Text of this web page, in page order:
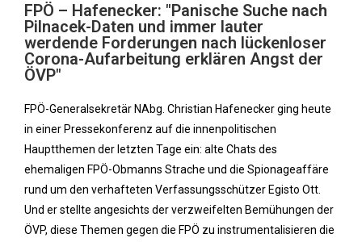
FPÖ – Hafenecker: "Panische Suche nach
Pilnacek-Daten und immer lauter
werdende Forderungen nach lückenloser
Corona-Aufarbeitung erklären Angst der
ÖVP"
FPÖ-Generalsekretär NAbg. Christian Hafenecker ging heute
in einer Pressekonferenz auf die innenpolitischen
Hauptthemen der letzten Tage ein: alte Chats des
ehemaligen FPÖ-Obmanns Strache und die Spionageaffäre
rund um den verhafteten Verfassungsschützer Egisto Ott.
Und er stellte angesichts der verzweifelten Bemühungen der
ÖVP, diese Themen gegen die FPÖ zu instrumentalisieren die